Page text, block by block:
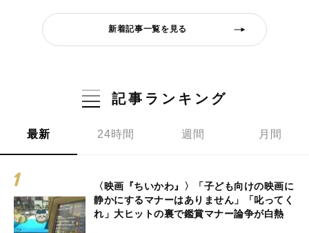
新着記事一覧を見る
記事ランキング
最新 24時間 週間 月間
〈映画『ちいかわ』〉「子ども向けの映画に
静かにするマナーはありません」「叱ってく
れ」大ヒットの裏で鑑賞マナー論争が白熱